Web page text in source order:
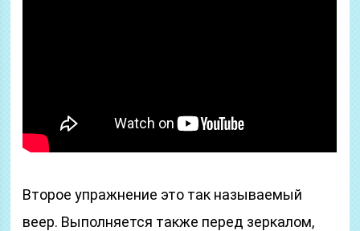
Второе упражнение это так называемый
веер. Выполняется также перед зеркалом,